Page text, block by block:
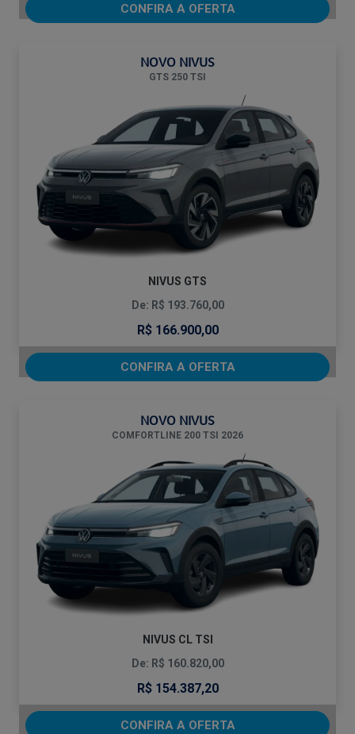
CONFIRA A OFERTA
NOVO NIVUS
GTS 250 TSI
NIVUS GTS
De: R$ 193.760,00
R$ 166.900,00
CONFIRA A OFERTA
NOVO NIVUS
COMFORTLINE 200 TSI 2026
NIVUS CL TSI
De: R$ 160.820,00
R$ 154.387,20
CONFIRA A OFERTA